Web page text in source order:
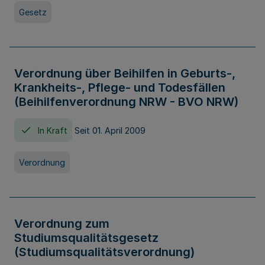
Gesetz
Verordnung über Beihilfen in Geburts-,
Krankheits-, Pflege- und Todesfällen
(Beihilfenverordnung NRW - BVO NRW)
In Kraft Seit 01. April 2009
Verordnung
Verordnung zum
Studiumsqualitätsgesetz
(Studiumsqualitätsverordnung)